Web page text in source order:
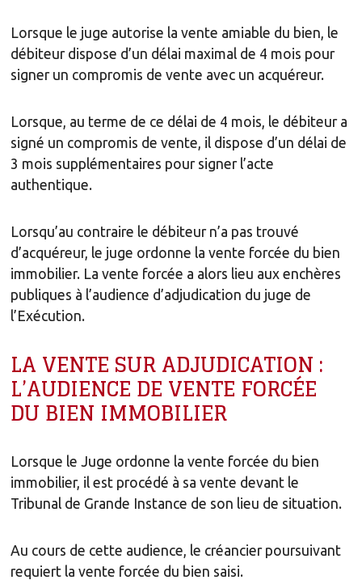
Lorsque le juge autorise la vente amiable du bien, le
débiteur dispose d’un délai maximal de 4 mois pour
signer un compromis de vente avec un acquéreur.
Lorsque, au terme de ce délai de 4 mois, le débiteur a
signé un compromis de vente, il dispose d’un délai de
3 mois supplémentaires pour signer l’acte
authentique.
Lorsqu’au contraire le débiteur n’a pas trouvé
d’acquéreur, le juge ordonne la vente forcée du bien
immobilier. La vente forcée a alors lieu aux enchères
publiques à l’audience d’adjudication du juge de
l’Exécution.
LA VENTE SUR ADJUDICATION :
L’AUDIENCE DE VENTE FORCÉE
DU BIEN IMMOBILIER
Lorsque le Juge ordonne la vente forcée du bien
immobilier, il est procédé à sa vente devant le
Tribunal de Grande Instance de son lieu de situation.
Au cours de cette audience, le créancier poursuivant
requiert la vente forcée du bien saisi.